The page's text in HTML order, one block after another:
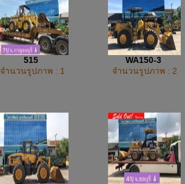
515
จำนวนรูปภาพ : 1
WA150-3
จำนวนรูปภาพ : 2